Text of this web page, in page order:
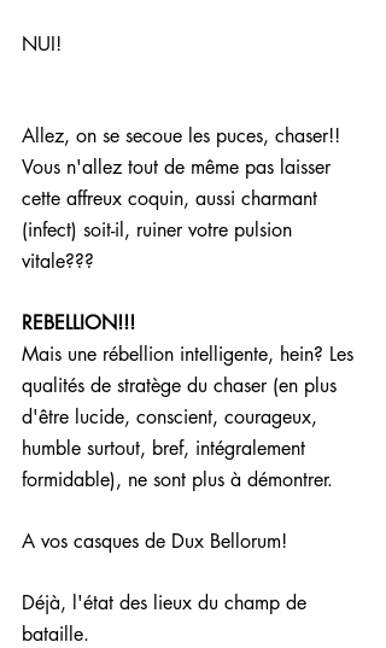
NUI!
Allez, on se secoue les puces, chaser!!
Vous n'allez tout de même pas laisser
cette affreux coquin, aussi charmant
(infect) soit-il, ruiner votre pulsion
vitale???
REBELLION!!!
Mais une rébellion intelligente, hein? Les
qualités de stratège du chaser (en plus
d'être lucide, conscient, courageux,
humble surtout, bref, intégralement
formidable), ne sont plus à démontrer.
A vos casques de Dux Bellorum!
Déjà, l'état des lieux du champ de
bataille.